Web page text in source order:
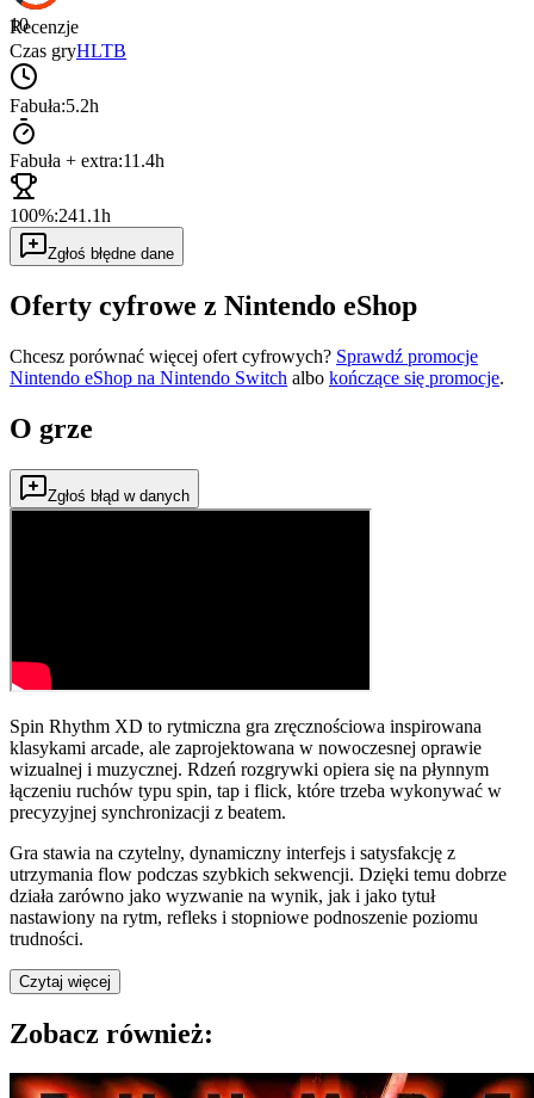
10
Recenzje
Czas gryHLTB
Fabuła:5.2h
Fabuła + extra:11.4h
100%:241.1h
Zgłoś błędne dane
Oferty cyfrowe z Nintendo eShop
Chcesz porównać więcej ofert cyfrowych? Sprawdź promocje
Nintendo eShop na Nintendo Switch albo kończące się promocje.
O grze
Zgłoś błąd w danych
Spin Rhythm XD to rytmiczna gra zręcznościowa inspirowana
klasykami arcade, ale zaprojektowana w nowoczesnej oprawie
wizualnej i muzycznej. Rdzeń rozgrywki opiera się na płynnym
łączeniu ruchów typu spin, tap i flick, które trzeba wykonywać w
precyzyjnej synchronizacji z beatem.
Gra stawia na czytelny, dynamiczny interfejs i satysfakcję z
utrzymania flow podczas szybkich sekwencji. Dzięki temu dobrze
działa zarówno jako wyzwanie na wynik, jak i jako tytuł
nastawiony na rytm, refleks i stopniowe podnoszenie poziomu
trudności.
Czytaj więcej
Zobacz również: